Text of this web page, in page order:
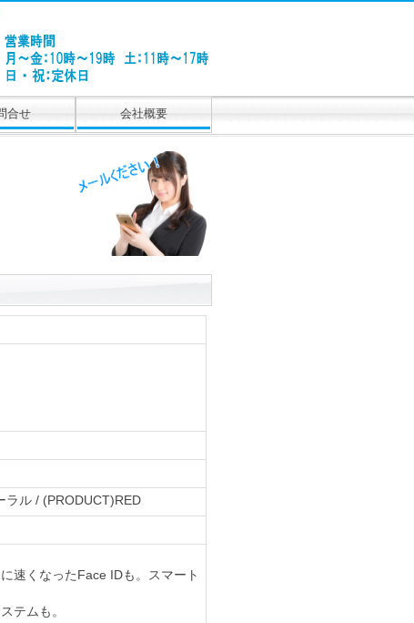
合せ 会社概要
ラル / (PRODUCT)RED
速くなったFace IDも。スマート
テムも。